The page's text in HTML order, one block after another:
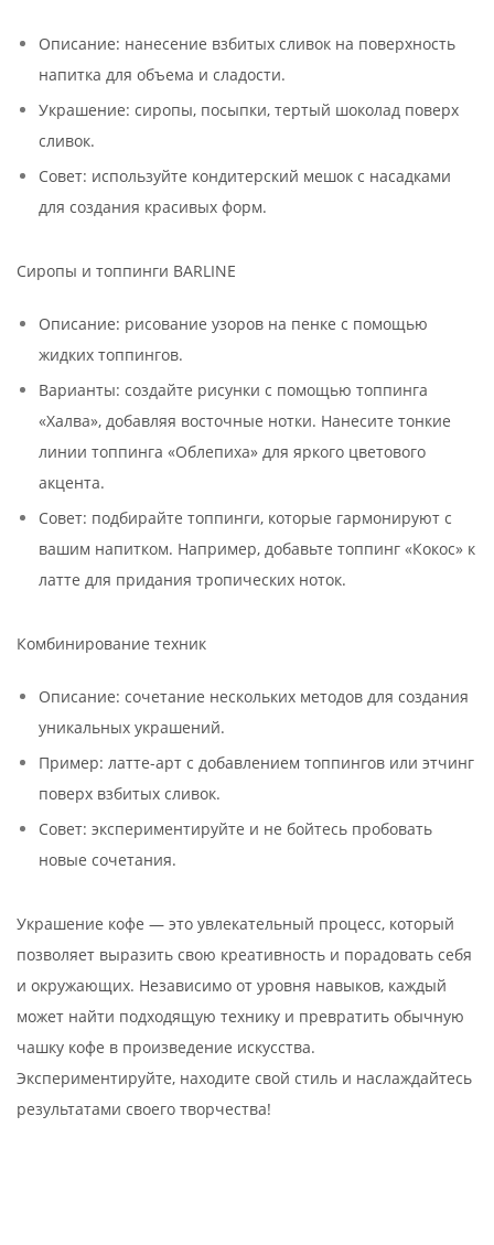
Описание: нанесение взбитых сливок на поверхность
напитка для объема и сладости.
Украшение: сиропы, посыпки, тертый шоколад поверх
сливок.
Совет: используйте кондитерский мешок с насадками
для создания красивых форм.
Сиропы и топпинги BARLINE
Описание: рисование узоров на пенке с помощью
жидких топпингов.
Варианты: создайте рисунки с помощью топпинга
«Халва», добавляя восточные нотки. Нанесите тонкие
линии топпинга «Облепиха» для яркого цветового
акцента.
Совет: подбирайте топпинги, которые гармонируют с
вашим напитком. Например, добавьте топпинг «Кокос» к
латте для придания тропических ноток.
Комбинирование техник
Описание: сочетание нескольких методов для создания
уникальных украшений.
Пример: латте-арт с добавлением топпингов или этчинг
поверх взбитых сливок.
Совет: экспериментируйте и не бойтесь пробовать
новые сочетания.
Украшение кофе — это увлекательный процесс, который
позволяет выразить свою креативность и порадовать себя
и окружающих. Независимо от уровня навыков, каждый
может найти подходящую технику и превратить обычную
чашку кофе в произведение искусства.
Экспериментируйте, находите свой стиль и наслаждайтесь
результатами своего творчества!